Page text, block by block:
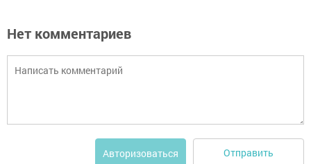
Нет комментариев
Авторизоваться Отправить